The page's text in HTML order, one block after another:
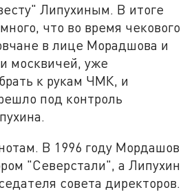
Липухиным. В итоге
что во время чекового
в лице Морадшова и
москвичей, уже
к рукам ЧМК, и
под контроль
В 1996 году Мордашов
"Северстали", а Липухин
совета директоров.